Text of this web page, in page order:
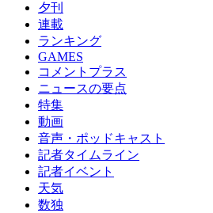
夕刊
連載
ランキング
GAMES
コメントプラス
ニュースの要点
特集
動画
音声・ポッドキャスト
記者タイムライン
記者イベント
天気
数独